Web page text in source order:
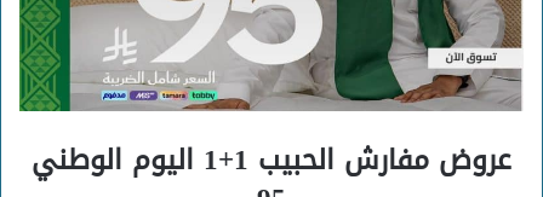
عروض مفارش الحبيب 1+1 اليوم الوطني